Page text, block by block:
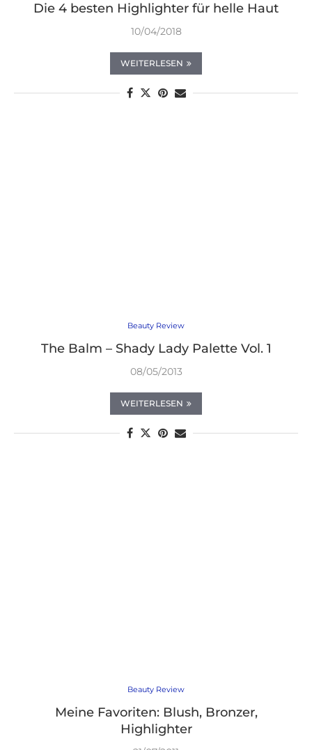
Die 4 besten Highlighter für helle Haut
10/04/2018
WEITERLESEN
Beauty Review
The Balm – Shady Lady Palette Vol. 1
08/05/2013
WEITERLESEN
Beauty Review
Meine Favoriten: Blush, Bronzer,
Highlighter